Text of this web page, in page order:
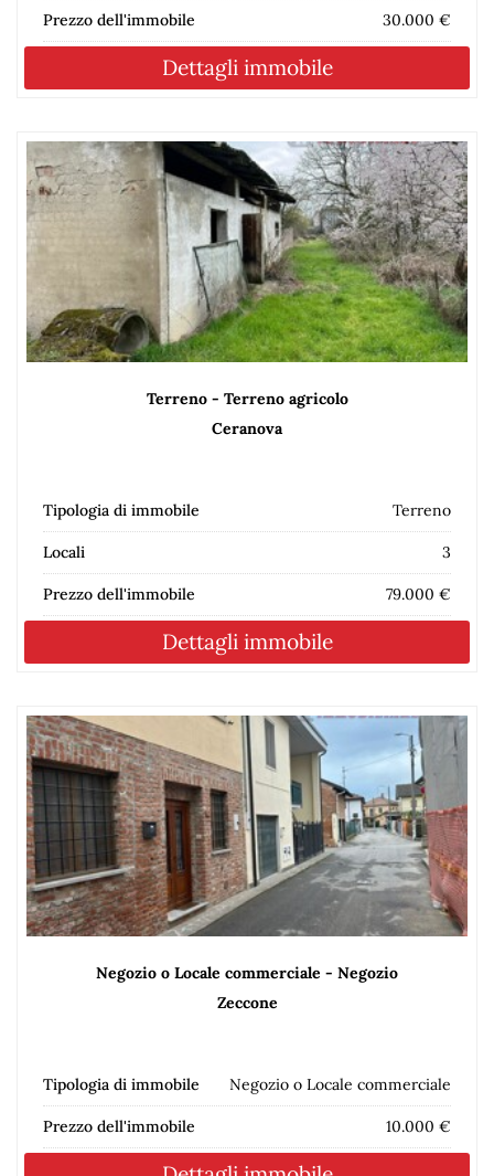
Prezzo dell'immobile 30.000 €
Dettagli immobile
Terreno - Terreno agricolo
Ceranova
Tipologia di immobile Terreno
Locali 3
Prezzo dell'immobile 79.000 €
Dettagli immobile
Negozio o Locale commerciale - Negozio
Zeccone
Tipologia di immobile Negozio o Locale commerciale
Prezzo dell'immobile 10.000 €